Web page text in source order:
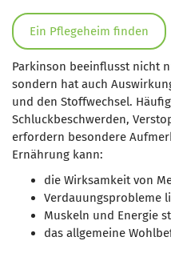
Ein Pflegeheim finden
Parkinson beeinflusst nicht
sondern hat auch
und den Stoffwechsel.
Schluckbeschwerden,
erfordern besondere
Ernährung kann:
die Wirksamkeit von
Verdauungsprobleme
Muskeln und Energie
das allgemeine